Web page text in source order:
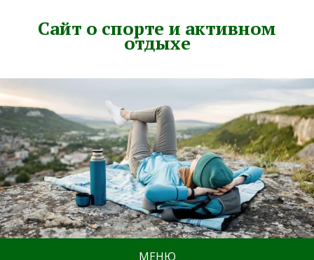
Сайт о спорте и активном
отдыхе
МЕНЮ